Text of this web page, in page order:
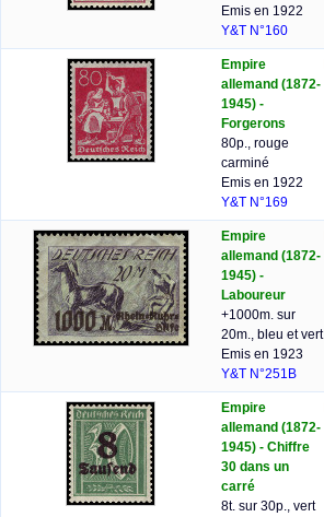
Emis en 1922
Y&T N°160
Empire
allemand (1872-
1945) -
Forgerons
80p., rouge
carminé
Emis en 1922
Y&T N°169
Empire
allemand (1872-
1945) -
Laboureur
+1000m. sur
20m., bleu et vert
Emis en 1923
Y&T N°251B
Empire
allemand (1872-
1945) - Chiffre
30 dans un
carré
8t. sur 30p., vert